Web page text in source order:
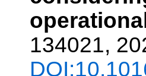
134021,